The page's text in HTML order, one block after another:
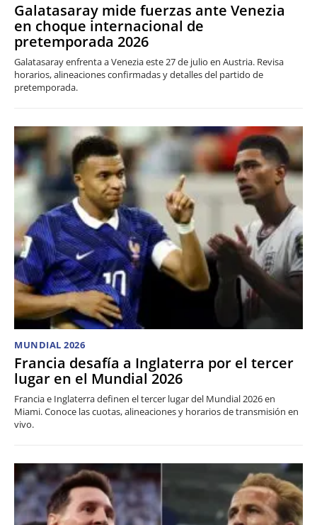
Galatasaray mide fuerzas ante Venezia
en choque internacional de
pretemporada 2026
Galatasaray enfrenta a Venezia este 27 de julio en Austria. Revisa
horarios, alineaciones confirmadas y detalles del partido de
pretemporada.
MUNDIAL 2026
Francia desafía a Inglaterra por el tercer
lugar en el Mundial 2026
Francia e Inglaterra definen el tercer lugar del Mundial 2026 en
Miami. Conoce las cuotas, alineaciones y horarios de transmisión en
vivo.